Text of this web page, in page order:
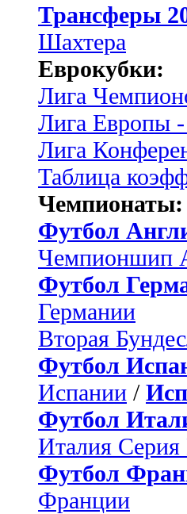
Трансферы
Шахтера
Еврокубки:
Лига
Лига Европы -
Лига
Таблица
Чемпионаты:
Футбол
Чемпионшип
Футбол
Германии
Вторая
Футбол
Испании /
Футбол
Италия Серия
Футбол
Франции